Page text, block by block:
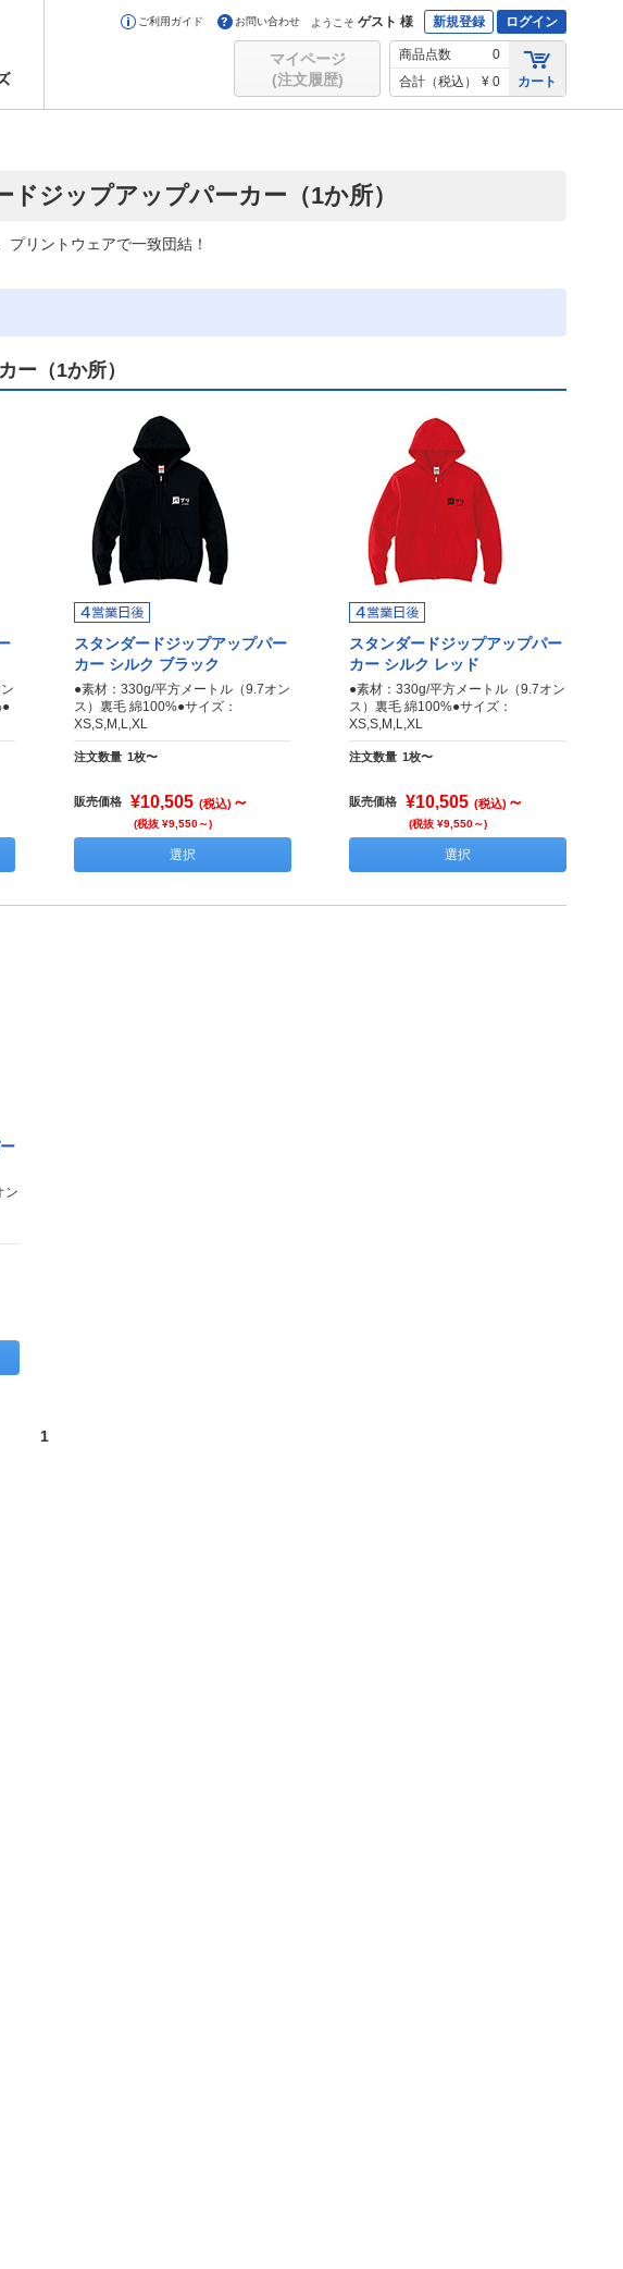
ご利用ガイド お問い合わせ ようこそ ゲスト 様 新規登録 ログイン
マイページ
(注文履歴)
商品点数
0
合計（税込）
¥ 0 カート
ジップアップパーカー（1か所）
リントウェアで一致団結！
ー（1か所）
スタンダードジップアップパー
カー シルク ブラック
●素材：330g/平方メートル（9.7オン
ス）裏毛 綿100%●サイズ：
XS,S,M,L,XL
注文数量 1枚〜
販売価格 ¥10,505 (税込) ～
(税抜 ¥9,550～)
選択
スタンダードジップアップパー
カー シルク レッド
●素材：330g/平方メートル（9.7オン
ス）裏毛 綿100%●サイズ：
XS,S,M,L,XL
注文数量 1枚〜
販売価格 ¥10,505 (税込) ～
(税抜 ¥9,550～)
選択
ン
1